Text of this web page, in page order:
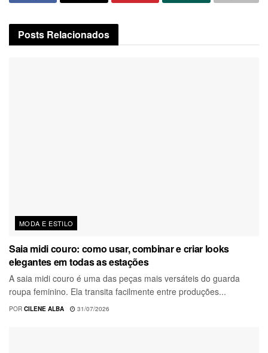
Posts Relacionados
MODA E ESTILO
Saia midi couro: como usar, combinar e criar looks
elegantes em todas as estações
A saia midi couro é uma das peças mais versáteis do guarda
roupa feminino. Ela transita facilmente entre produções...
POR CILENE ALBA 31/07/2026